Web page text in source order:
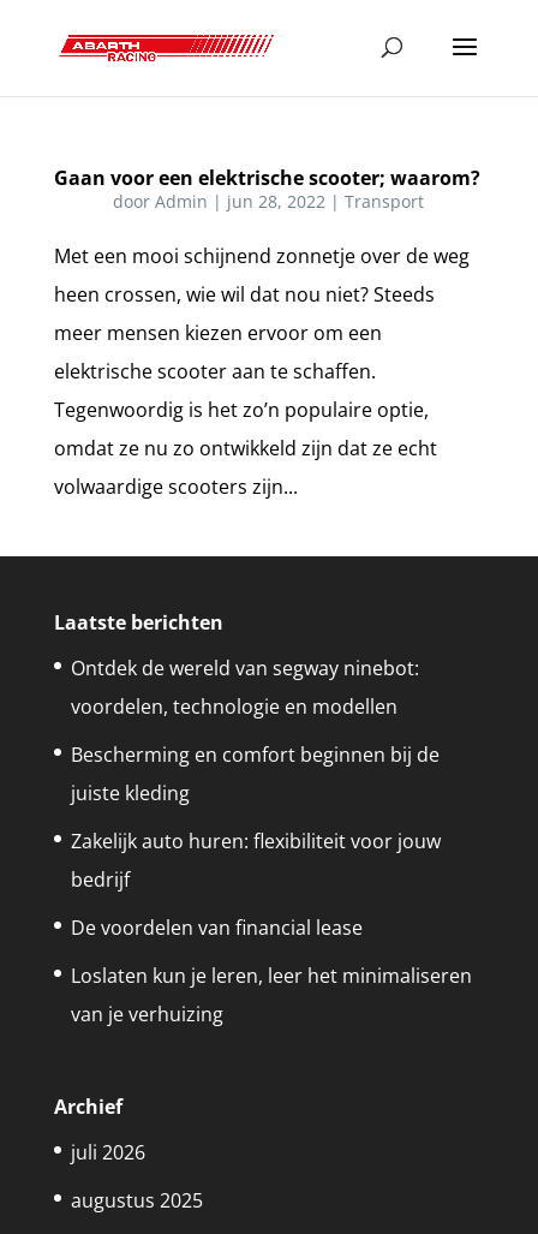
Gaan voor een elektrische scooter; waarom?
doorAdmin | jun 28, 2022 |Transport
Met een mooi schijnend zonnetje over de weg
heen crossen, wie wil dat nou niet? Steeds
meer mensen kiezen ervoor om een
elektrische scooter aan te schaffen.
Tegenwoordig is het zo’n populaire optie,
omdat ze nu zo ontwikkeld zijn dat ze echt
volwaardige scooters zijn...
Laatste berichten
Ontdek de wereld van segway ninebot:
voordelen, technologie en modellen
Bescherming en comfort beginnen bij de
juiste kleding
Zakelijk auto huren: flexibiliteit voor jouw
bedrijf
De voordelen van financial lease
Loslaten kun je leren, leer het minimaliseren
van je verhuizing
Archief
juli 2026
augustus 2025